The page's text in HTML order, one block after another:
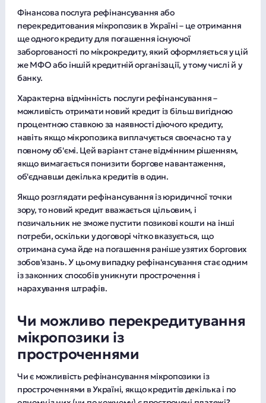
Фінансовій установі (ТОВ «ФК «Кредіплюс»)
забороняється вимагати від позичальника
(споживача) придбання будь-яких товарів чи
послуг від ТОВ «ФК «Кредіплюс» або
спорідненої чи пов'язаної з ним особи як
кредиту.
Для прийняття усвідомленого рішення щодо
отримання споживчого кредиту на
запропонованих умовах позичальник
(споживач) має право розглянути
альтернативні різновиди споживчих кредитів
та фінансових установ.
має право вносити зміни до укладених зі
споживачами договорів про споживчий кредит
тільки за згодою сторін.
Споживач може відмовитися від отримання
рекламних матеріалів кредитодавця засобами
дистанційних каналів комунікації, зокрема
зателефонувавши за тел.: 0-800-753-000
Можливі витрати на сплату позичальником
споживчим кредитом залежать від обраного
позичальником (споживачем) способу сплати.
Ініціювання позичальником (споживачем)
продовження (лонгації, пролонгації) строку
погашення споживчого кредиту (строку
виконання грошового зобов'язання)/строку
кредитування/строку дії договору про
Фінансова послуга рефінансування або
перекредитования мікропозик в Україні – це отримання
ще одного кредиту для погашення існуючої
заборгованості по мікрокредиту, який оформляється у цій
же МФО або іншій кредитній організації, у тому числі й у
банку.
Характерна відмінність послуги рефінансування –
можливість отримати новий кредит із більш вигідною
процентною ставкою за наявності діючого кредиту,
навіть якщо мікропозика виплачується своєчасно та у
повному об'ємі. Цей варіант стане відмінним рішенням,
якщо вимагається понизити боргове навантаження,
об'єднавши декілька кредитів в один.
Якщо розглядати рефінансування із юридичної точки
зору, то новий кредит вважається цільовим, і
позичальник не зможе пустити позикові кошти на інші
потреби, оскільки у договорі чітко вказується, що
отримана сума йде на погашення раніше узятих боргових
зобов'язань. У цьому випадку рефінансування стає одним
із законних способів уникнути прострочення і
нарахування штрафів.
Чи можливо перекредитування
мікропозики із
простроченнями
Чи є можливість рефінансування мікропозики із
простроченнями в Україні, якщо кредитів декілька і по